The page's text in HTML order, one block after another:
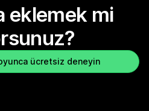
eklemek mi
ücretsiz deneyin